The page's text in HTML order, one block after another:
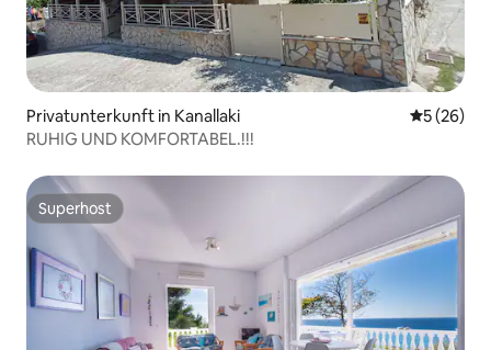
Privatunterkunft in Kanallaki
5 (26)
RUHIG UND KOMFORTABEL.!!!
Superhost
Superhost